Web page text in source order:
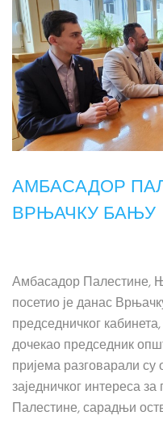
АМБАСАДОР
ВРЊАЧКУ БАЊУ
Амбасадор Палестине,
посетио је данас
председничког
дочекао председник
пријема разговарали су
заједничког интереса
Палестине, сарадњи